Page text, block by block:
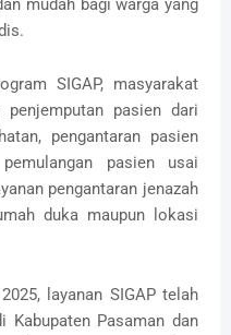
mudah bagi warga yang
SIGAP, masyarakat
penjemputan pasien dari
pengantaran pasien
pasien usai
pengantaran jenazah
duka maupun lokasi
layanan SIGAP telah
Kabupaten Pasaman dan